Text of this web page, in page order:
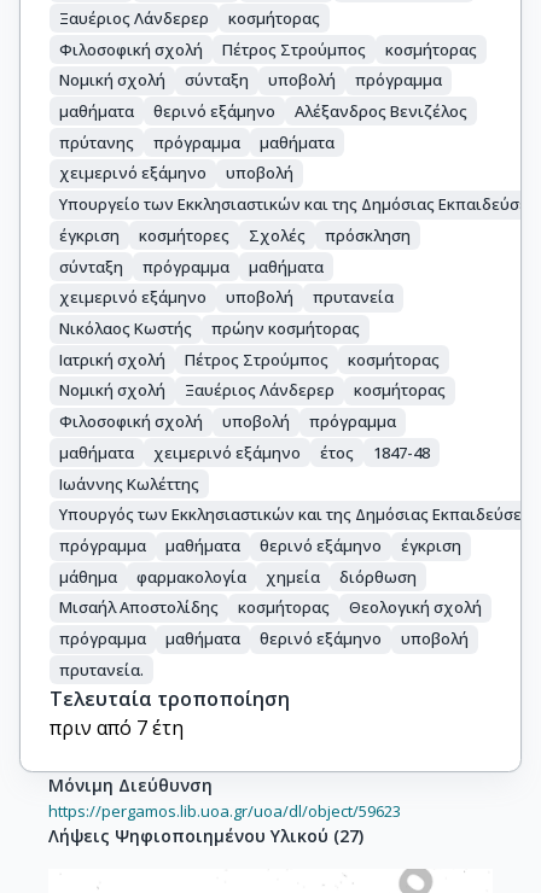
Ξαυέριος Λάνδερερ
κοσμήτορας
Φιλοσοφική σχολή
Πέτρος Στρούμπος
κοσμήτορας
Νομική σχολή
σύνταξη υποβολή
πρόγραμμα
μαθήματα
θερινό εξάμηνο
Αλέξανδρος Βενιζέλος
πρύτανης
πρόγραμμα
μαθήματα
χειμερινό εξάμηνο
υποβολή
Υπουργείο των Εκκλησιαστικών και της Δημόσιας
έγκριση
κοσμήτορες Σχολές
πρόσκληση
σύνταξη
πρόγραμμα
μαθήματα
χειμερινό εξάμηνο
υποβολή
πρυτανεία
Νικόλαος Κωστής
πρώην κοσμήτορας
Ιατρική σχολή
Πέτρος Στρούμπος
κοσμήτορας
Νομική σχολή
Ξαυέριος Λάνδερερ
κοσμήτορας
Φιλοσοφική σχολή
υποβολή
πρόγραμμα
μαθήματα
χειμερινό εξάμηνο έτος
1847-48
Ιωάννης Κωλέττης
Υπουργός των Εκκλησιαστικών και της Δημόσιας
πρόγραμμα
μαθήματα θερινό εξάμηνο
έγκριση
μάθημα
φαρμακολογία χημεία
διόρθωση
Μισαήλ Αποστολίδης
κοσμήτορας
Θεολογική σχολή
πρόγραμμα
μαθήματα θερινό εξάμηνο
υποβολή
πρυτανεία.
Τελευταία τροποποίηση
πριν από 7 έτη
Μόνιμη Διεύθυνση
https://pergamos.lib.uoa.gr/uoa/dl/object/59623
Λήψεις Ψηφιοποιημένου Υλικού (27)